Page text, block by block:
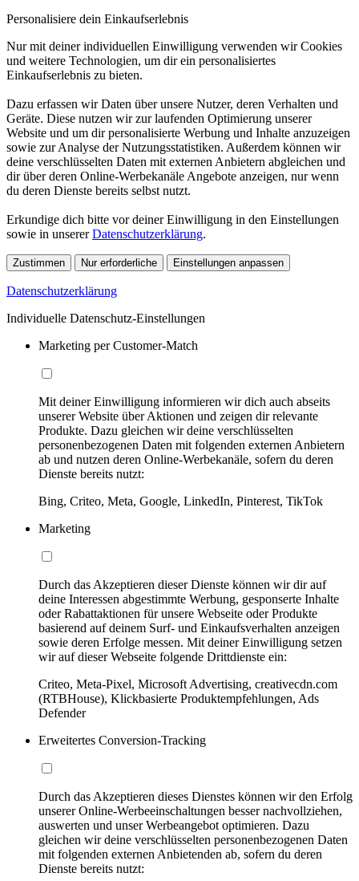
Personalisiere dein Einkaufserlebnis
Nur mit deiner individuellen Einwilligung verwenden wir Cookies
und weitere Technologien, um dir ein personalisiertes
Einkaufserlebnis zu bieten.
Dazu erfassen wir Daten über unsere Nutzer, deren Verhalten und
Geräte. Diese nutzen wir zur laufenden Optimierung unserer
Website und um dir personalisierte Werbung und Inhalte anzuzeigen
sowie zur Analyse der Nutzungsstatistiken. Außerdem können wir
deine verschlüsselten Daten mit externen Anbietern abgleichen und
dir über deren Online-Werbekanäle Angebote anzeigen, nur wenn
du deren Dienste bereits selbst nutzt.
Erkundige dich bitte vor deiner Einwilligung in den Einstellungen
sowie in unsererDatenschutzerklärung.
Zustimmen Nur erforderliche Einstellungen anpassen
Datenschutzerklärung
Individuelle Datenschutz-Einstellungen
Marketing per Customer-Match
Mit deiner Einwilligung informieren wir dich auch abseits
unserer Website über Aktionen und zeigen dir relevante
Produkte. Dazu gleichen wir deine verschlüsselten
personenbezogenen Daten mit folgenden externen Anbietern
ab und nutzen deren Online-Werbekanäle, sofern du deren
Dienste bereits nutzt:
Bing, Criteo, Meta, Google, LinkedIn, Pinterest, TikTok
Marketing
Durch das Akzeptieren dieser Dienste können wir dir auf
deine Interessen abgestimmte Werbung, gesponserte Inhalte
oder Rabattaktionen für unsere Webseite oder Produkte
basierend auf deinem Surf- und Einkaufsverhalten anzeigen
sowie deren Erfolge messen. Mit deiner Einwilligung setzen
wir auf dieser Webseite folgende Drittdienste ein:
Criteo, Meta-Pixel, Microsoft Advertising, creativecdn.com
(RTBHouse), Klickbasierte Produktempfehlungen, Ads
Defender
Erweitertes Conversion-Tracking
Durch das Akzeptieren dieses Dienstes können wir den Erfolg
unserer Online-Werbeeinschaltungen besser nachvollziehen,
auswerten und unser Werbeangebot optimieren. Dazu
gleichen wir deine verschlüsselten personenbezogenen Daten
mit folgenden externen Anbietenden ab, sofern du deren
Dienste bereits nutzt: